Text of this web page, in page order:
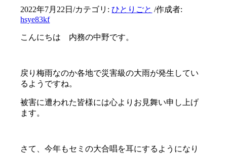
2022年7月22日/カテゴリ:ひとりごと /作成者:
hsye83kf
こんにちは 内務の中野です。
戻り梅雨なのか各地で災害級の大雨が発生してい
るようですね。
被害に遭われた皆様には心よりお見舞い申し上げ
ます。
さて、今年もセミの大合唱を耳にするようになり